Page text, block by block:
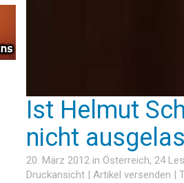
Ist Helmut
nicht
20. März 2012 in Österreich, 24
Druckansicht | Artikel versenden |